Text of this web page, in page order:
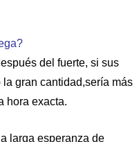
del fuerte, si sus
gran cantidad,sería más
hora exacta.
larga esperanza de